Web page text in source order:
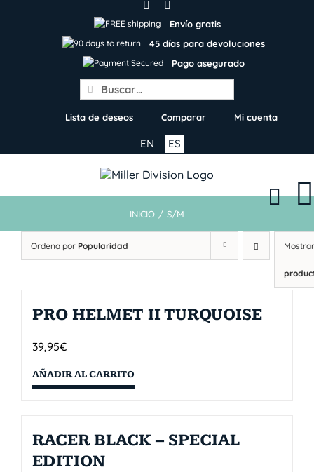
Envío gratis
45 días para devoluciones
Pago asegurado
Search
for:
Lista de deseos Comparar Mi cuenta
ES
EN
INICIO / S/M
Ordena por Popularidad
PRO HELMET II TURQUOISE
39,95€
AÑADIR AL CARRITO
RACER BLACK – SPECIAL
EDITION